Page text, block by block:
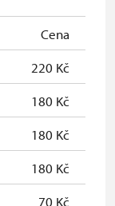
Cena
220 Kč
180 Kč
180 Kč
180 Kč
70 Kč